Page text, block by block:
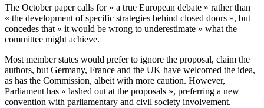
The October paper calls for « a true European debate » rather than
« the development of specific strategies behind closed doors », but
concedes that « it would be wrong to underestimate » what the
committee might achieve.
Most member states would prefer to ignore the proposal, claim the
authors, but Germany, France and the UK have welcomed the idea,
as has the Commission, albeit with more caution. However,
Parliament has « lashed out at the proposals », preferring a new
convention with parliamentary and civil society involvement.